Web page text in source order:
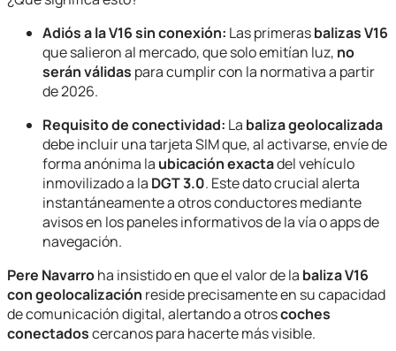
Adiós a la V16 sin conexión: Las primerasbalizas V16
que salieron al mercado, que solo emitían luz, no
serán válidas para cumplir con la normativa a partir
de 2026.
Requisito de conectividad: La baliza geolocalizada
debe incluir una tarjeta SIM que, al activarse, envíe de
forma anónima la ubicación exactadel vehículo
inmovilizado a la DGT 3.0. Este dato crucial alerta
instantáneamente a otros conductores mediante
avisos en los paneles informativos de la vía o apps de
navegación.
Pere Navarroha insistido en que el valor de la baliza V16
con geolocalización reside precisamente en su capacidad
de comunicación digital, alertando a otroscoches
conectadoscercanos para hacerte más visible.